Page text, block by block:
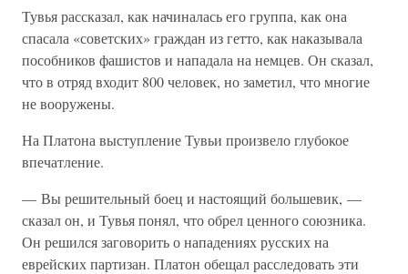
Тувья рассказал, как начиналась его группа, как она
спасала «советских» граждан из гетто, как наказывала
пособников фашистов и нападала на немцев. Он сказал,
что в отряд входит 800 человек, но заметил, что многие
не вооружены.
На Платона выступление Тувьи произвело глубокое
впечатление.
— Вы решительный боец и настоящий большевик, —
сказал он, и Тувья понял, что обрел ценного союзника.
Он решился заговорить о нападениях русских на
еврейских партизан. Платон обещал расследовать эти